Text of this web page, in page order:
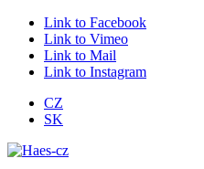
Link to Facebook
Link to Vimeo
Link to Mail
Link to Instagram
CZ
SK